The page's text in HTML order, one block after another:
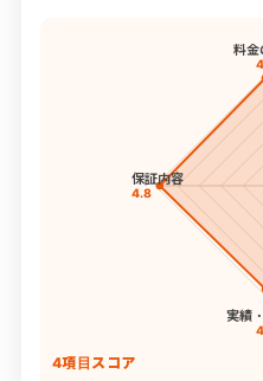
料金
実績
保証内容
4.8
4項目スコア